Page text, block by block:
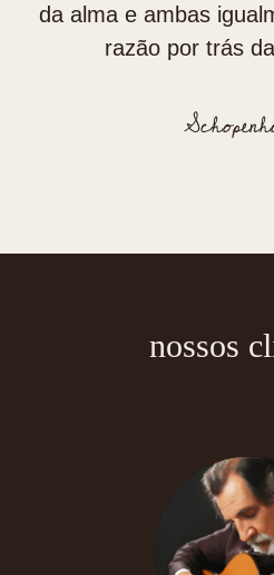
da alma e ambas
razão por trás
nossos